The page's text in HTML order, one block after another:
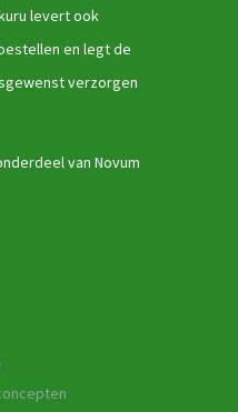
levert ook
en legt de
verzorgen
van Novum